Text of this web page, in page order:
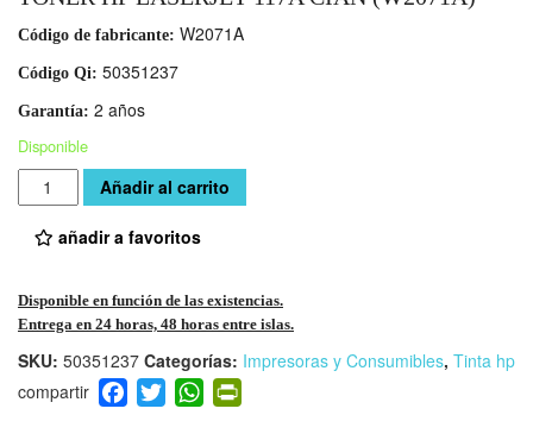
Código de fabricante: W2071A
Código Qi: 50351237
Garantía: 2 años
Disponible
Cantidad Añadir al carrito
añadir a favoritos
Disponible en función de las existencias.
Entrega en 24 horas, 48 horas entre islas.
SKU: 50351237 Categorías: Impresoras y Consumibles, Tinta hp
F
a
T
wi
W
h